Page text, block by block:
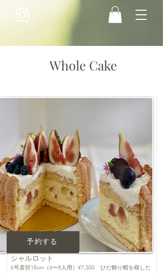
Whole Cake
予約する
シャルロット
6号直径18cm（6〜8人用）¥7,500 ひだ飾り帽を模した
予約する